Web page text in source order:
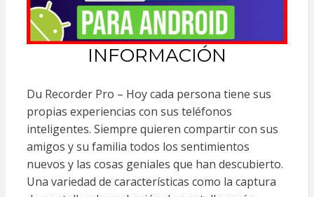
INFORMACIÓN
Du Recorder Pro – Hoy cada persona tiene sus
propias experiencias con sus teléfonos
inteligentes. Siempre quieren compartir con sus
amigos y su familia todos los sentimientos
nuevos y las cosas geniales que han descubierto.
Una variedad de características como la captura